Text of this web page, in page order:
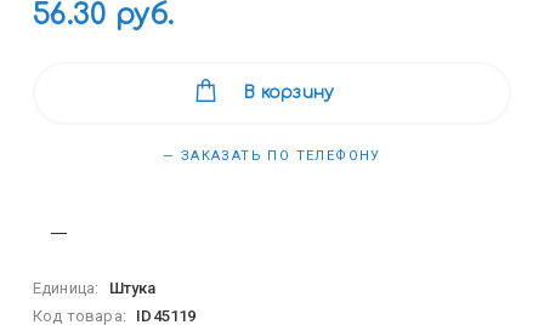
56.30 руб.
В корзину
— ЗАКАЗАТЬ ПО ТЕЛЕФОНУ
Единица:
Штука
Код товара:
ID45119